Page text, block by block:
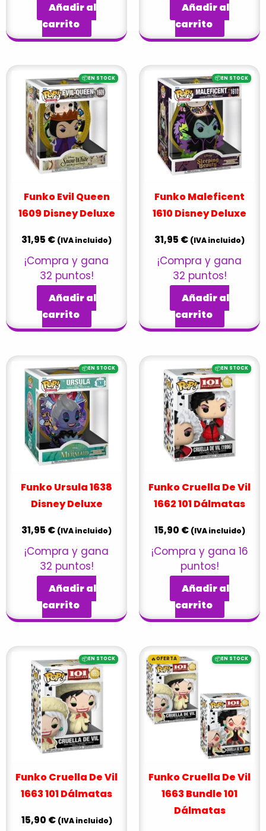
Añadir al
carrito
Añadir al
carrito
📦EN STOCK
Funko Evil Queen
1609 Disney Deluxe
31,95 € (IVA incluido)
¡Compra y gana
32 puntos!
Añadir al
carrito
📦EN STOCK
Funko Maleficent
1610 Disney Deluxe
31,95 € (IVA incluido)
¡Compra y gana
32 puntos!
Añadir al
carrito
📦EN STOCK
Funko Ursula 1638
Disney Deluxe
31,95 € (IVA incluido)
¡Compra y gana
32 puntos!
Añadir al
carrito
📦EN STOCK
Funko Cruella De Vil
1662 101 Dálmatas
15,90 € (IVA incluido)
¡Compra y gana 16
puntos!
Añadir al
carrito
📦EN STOCK
Funko Cruella De Vil
1663 101 Dálmatas
15,90 € (IVA incluido)
🔥OFERTA 📦EN STOCK
Funko Cruella De Vil
1663 Bundle 101
Dálmatas
El
precio
original
era:
54,90 €.
El
precio
49,90